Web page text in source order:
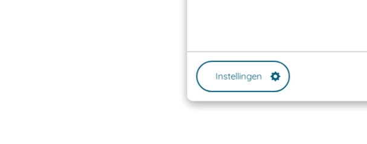
Instellingen